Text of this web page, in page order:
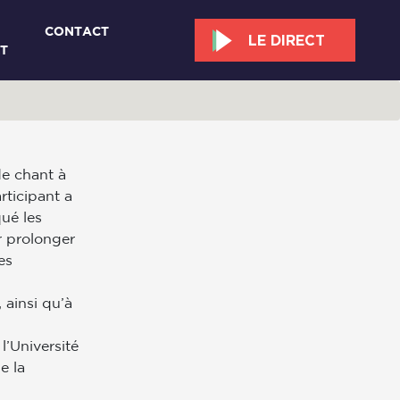
CONTACT
LE DIRECT
chant à
a
les
prolonger
qu’à
la